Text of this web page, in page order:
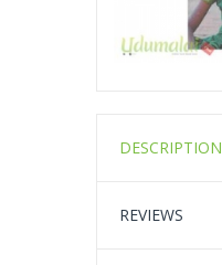
DESCRIPTION
REVIEWS